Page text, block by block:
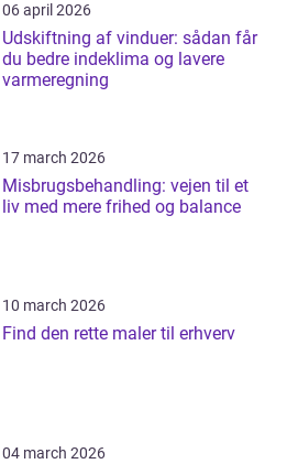
06 april 2026
Udskiftning af vinduer: sådan får
du bedre indeklima og lavere
varmeregning
17 march 2026
Misbrugsbehandling: vejen til et
liv med mere frihed og balance
10 march 2026
Find den rette maler til erhverv
04 march 2026